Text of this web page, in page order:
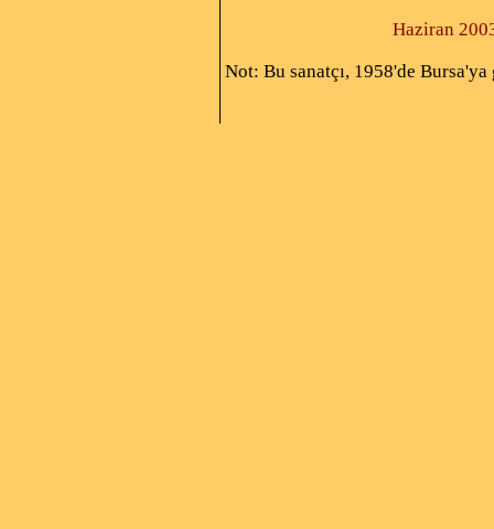
Haziran
Not: Bu sanatçı, 1958'de